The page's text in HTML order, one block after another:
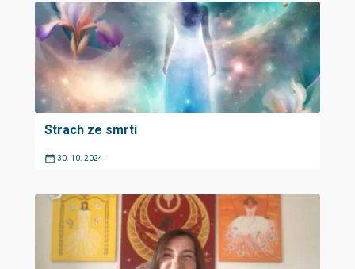
Strach ze smrti
30. 10. 2024